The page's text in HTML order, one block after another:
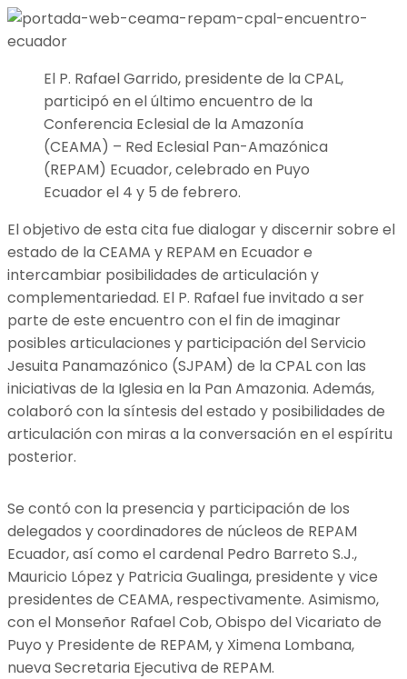
El P. Rafael Garrido, presidente de la CPAL,
participó en el último encuentro de la
Conferencia Eclesial de la Amazonía
(CEAMA) – Red Eclesial Pan-Amazónica
(REPAM) Ecuador, celebrado en Puyo
Ecuador el 4 y 5 de febrero.
El objetivo de esta cita fue dialogar y discernir sobre el
estado de la CEAMA y REPAM en Ecuador e
intercambiar posibilidades de articulación y
complementariedad. El P. Rafael fue invitado a ser
parte de este encuentro con el fin de imaginar
posibles articulaciones y participación del Servicio
Jesuita Panamazónico (SJPAM) de la CPAL con las
iniciativas de la Iglesia en la Pan Amazonia. Además,
colaboró con la síntesis del estado y posibilidades de
articulación con miras a la conversación en el espíritu
posterior.
Se contó con la presencia y participación de los
delegados y coordinadores de núcleos de REPAM
Ecuador, así como el cardenal Pedro Barreto S.J.,
Mauricio López y Patricia Gualinga, presidente y vice
presidentes de CEAMA, respectivamente. Asimismo,
con el Monseñor Rafael Cob, Obispo del Vicariato de
Puyo y Presidente de REPAM, y Ximena Lombana,
nueva Secretaria Ejecutiva de REPAM.